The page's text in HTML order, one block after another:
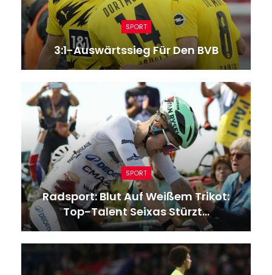
SPORT
3:1-Auswärtssieg Für Den BVB
SPORT
Radsport: Blut Auf Weißem Trikot:
Top-Talent Seixas Stürzt…